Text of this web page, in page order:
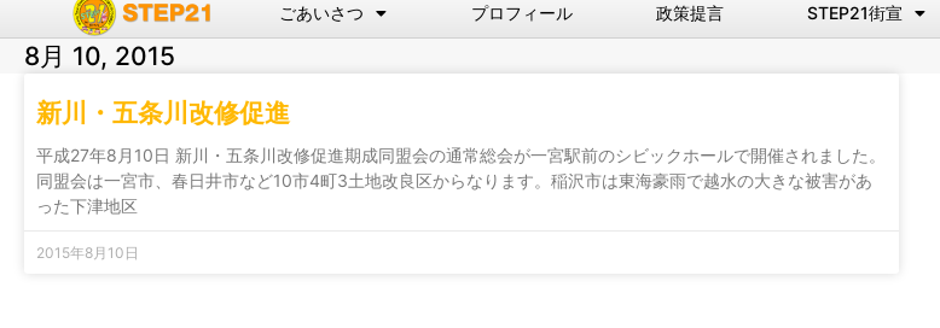
ごあいさつ プロフィール 政策提言 STEP21街宣
8月 10, 2015
新川・五条川改修促進
平成27年8月10日 新川・五条川改修促進期成同盟会の通常総会が一宮駅前のシビックホールで開催されました。
同盟会は一宮市、春日井市など10市4町3土地改良区からなります。稲沢市は東海豪雨で越水の大きな被害があ
った下津地区
2015年8月10日